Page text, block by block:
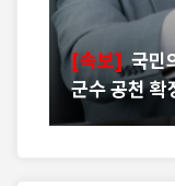
[속보] 국민
군수 공천 확